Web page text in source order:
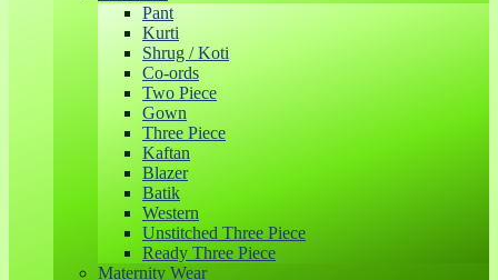
Pant
Kurti
Shrug / Koti
Co-ords
Two Piece
Gown
Three Piece
Kaftan
Blazer
Batik
Western
Unstitched Three Piece
Ready Three Piece
Maternity Wear